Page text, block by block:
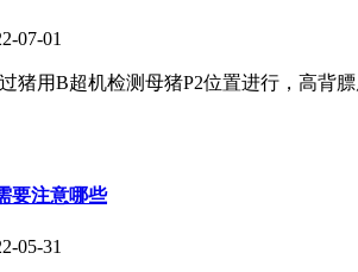
07-01
猪用B超机检测母猪P2位置进行，高
要注意哪些
05-31